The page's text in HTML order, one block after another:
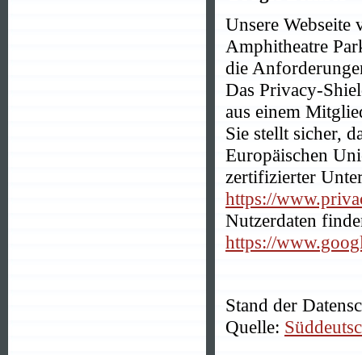
Unsere
Amphitheatre
die
Das Privacy-
aus einem
Sie stellt sicher,
Europäischen
zertifizierter
https://
Nutzerdaten
https://
Stand der
Quelle: